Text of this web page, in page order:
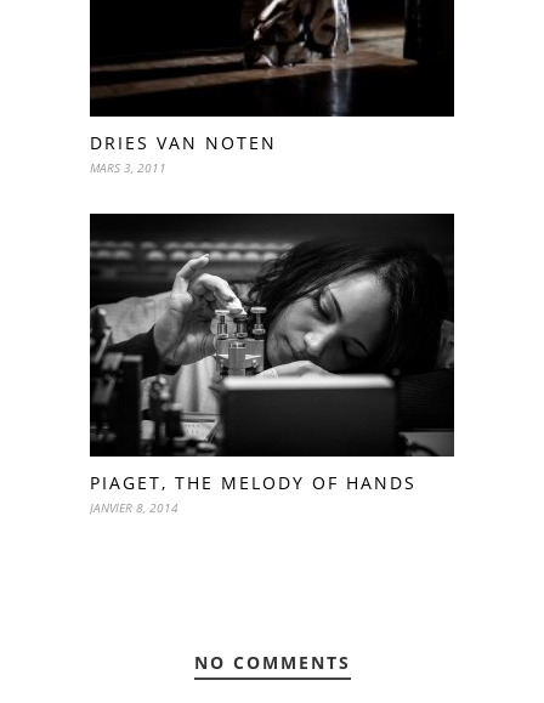
DRIES VAN NOTEN
MARS 3, 2011
PIAGET, THE MELODY OF HANDS
JANVIER 8, 2014
NO COMMENTS